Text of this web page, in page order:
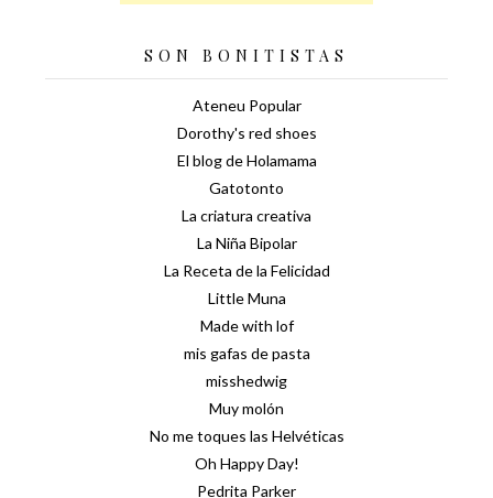
SON BONITISTAS
Ateneu Popular
Dorothy's red shoes
El blog de Holamama
Gatotonto
La criatura creativa
La Niña Bipolar
La Receta de la Felicidad
Little Muna
Made with lof
mis gafas de pasta
misshedwig
Muy molón
No me toques las Helvéticas
Oh Happy Day!
Pedrita Parker